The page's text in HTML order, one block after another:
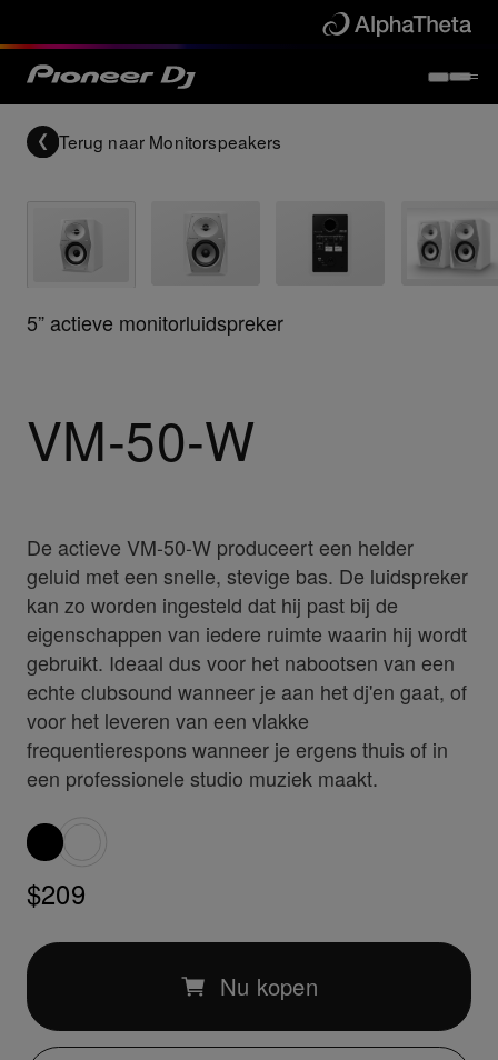
Terug naar Monitorspeakers
5” actieve monitorluidspreker
VM-50-W
De actieve VM-50-W produceert een helder
geluid met een snelle, stevige bas. De luidspreker
kan zo worden ingesteld dat hij past bij de
eigenschappen van iedere ruimte waarin hij wordt
gebruikt. Ideaal dus voor het nabootsen van een
echte clubsound wanneer je aan het dj'en gaat, of
voor het leveren van een vlakke
frequentierespons wanneer je ergens thuis of in
een professionele studio muziek maakt.
$209
Nu kopen